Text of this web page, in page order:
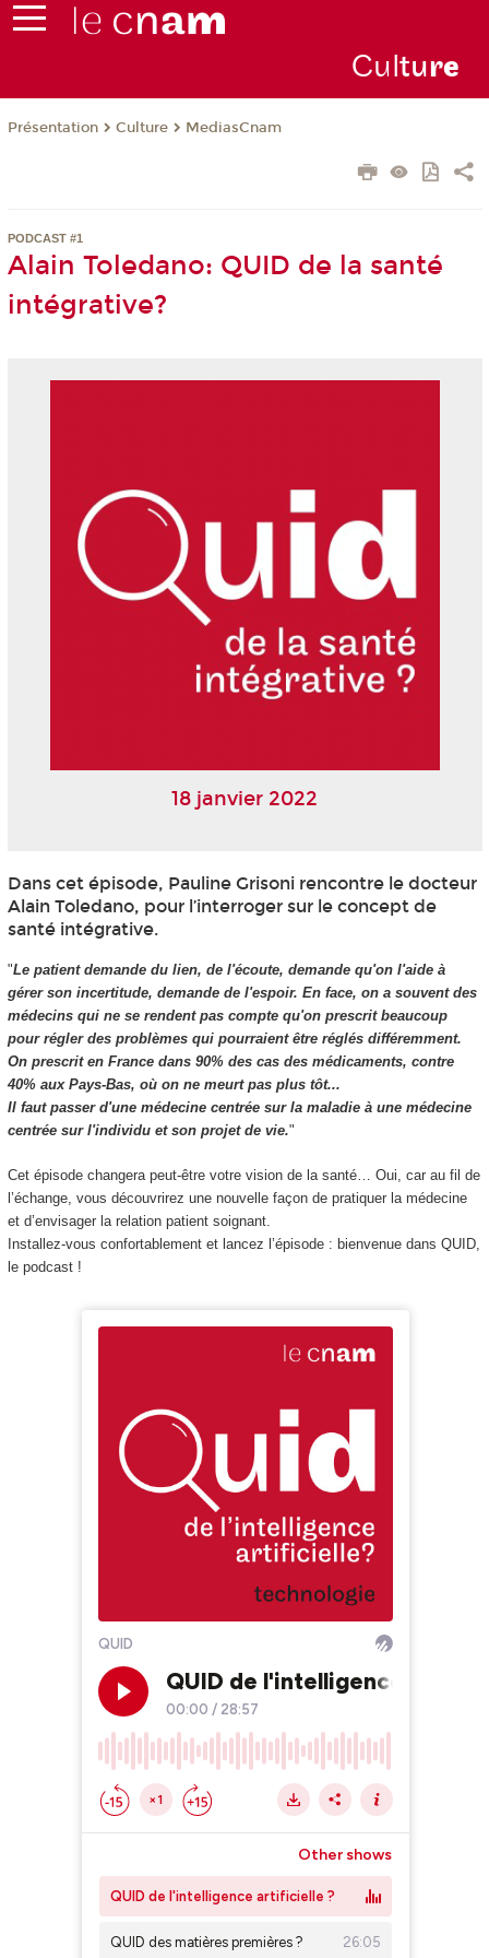
Culture
Présentation Culture MediasCnam
PODCAST #1
Alain Toledano: QUID de la santé
intégrative?
18 janvier 2022
Dans cet épisode, Pauline Grisoni rencontre le docteur
Alain Toledano, pour l’interroger sur le concept de
santé intégrative.
"Le patient demande du lien, de l'écoute, demande qu'on l'aide à
gérer son incertitude, demande de l'espoir. En face, on a souvent des
médecins qui ne se rendent pas compte qu'on prescrit beaucoup
pour régler des problèmes qui pourraient être réglés différemment.
On prescrit en France dans 90% des cas des médicaments, contre
40% aux Pays-Bas, où on ne meurt pas plus tôt...
Il faut passer d'une médecine centrée sur la maladie à une médecine
centrée sur l'individu et son projet de vie."
Cet épisode changera peut-être votre vision de la santé… Oui, car au fil de
l’échange, vous découvrirez une nouvelle façon de pratiquer la médecine
et d’envisager la relation patient soignant.
Installez-vous confortablement et lancez l’épisode : bienvenue dans QUID,
le podcast !